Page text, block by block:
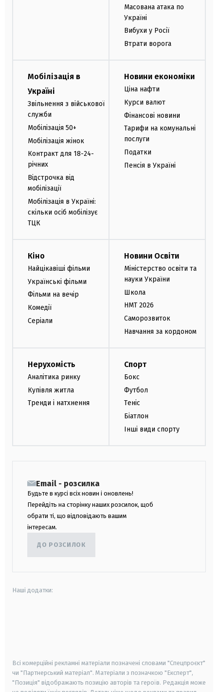
Масована атака по
Україні
Вибухи у Росії
Втрати ворога
Мобілізація в
Україні
Звільнення з військової
служби
Мобілізація 50+
Мобілізація жінок
Контракт для 18-24-
річних
Відстрочка від
мобілізації
Мобілізація в Україні:
скільки осіб мобілізує
ТЦК
Новини економіки
Ціна нафти
Курси валют
Фінансові новини
Тарифи на комунальні
послуги
Податки
Пенсія в Україні
Кіно
Найцікавіші фільми
Українські фільми
Фільми на вечір
Комедії
Серіали
Новини Освіти
Міністерство освіти та
науки України
Школа
НМТ 2026
Саморозвиток
Навчання за кордоном
Нерухомість
Аналітика ринку
Купівля житла
Тренди і натхнення
Спорт
Бокс
Футбол
Теніс
Біатлон
Інші види спорту
Email - розсилка
Будьте в курсі всіх новин і оновлень!
Перейдіть на сторінку наших розсилок, щоб
обрати ті, що відповідають вашим
інтересам.
ДО РОЗСИЛОК
Наші додатки:
Всі комерційні рекламні матеріали позначені словами "Спецпроєкт"
чи "Партнерський матеріал". Матеріали з позначкою "Експерт",
"Позиція" відображають позицію авторів та героїв. Редакція може